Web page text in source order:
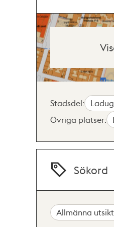
Stadsdel:
Övriga platser:
Sökord
Allmänna